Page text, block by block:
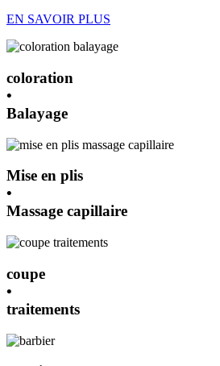
EN SAVOIR PLUS
coloration
•
Balayage
Mise en plis
•
Massage capillaire
coupe
•
traitements